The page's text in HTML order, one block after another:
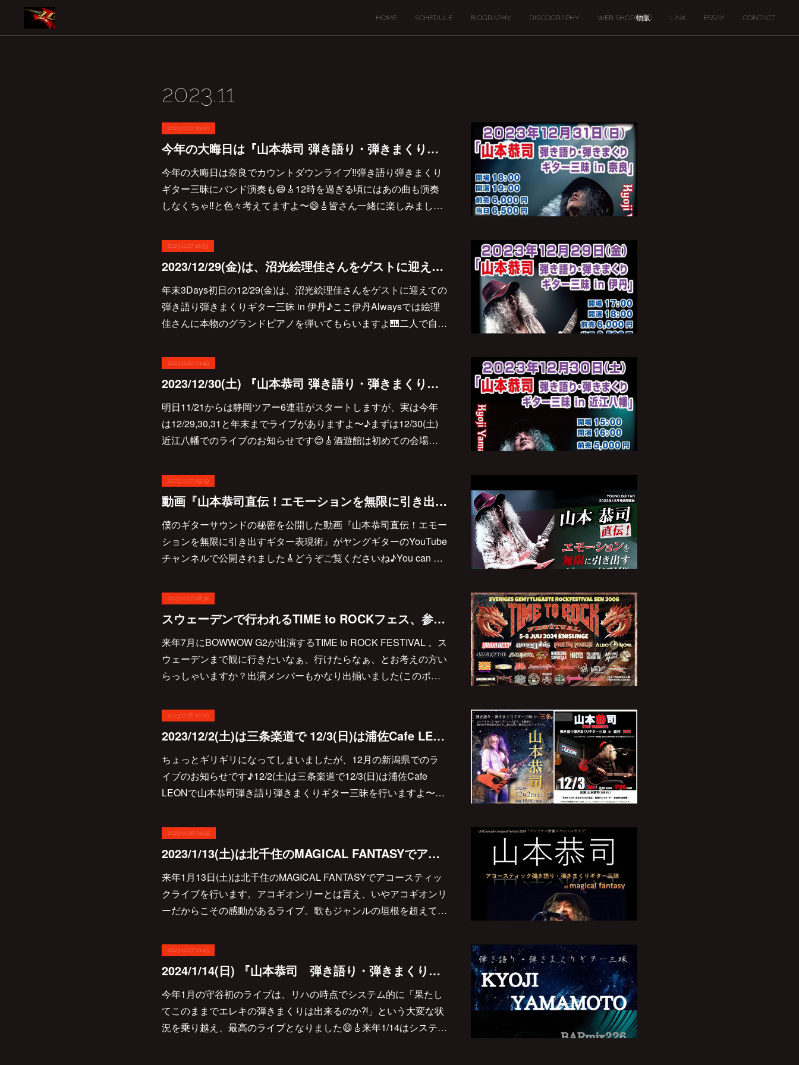
HOME SCHEDULE BIOGRAPHY DISCOGRAPHY WEB SHOP(物販) LINK ESSAY CONTACT
2023.11
2023.11.27 19:00
今年の大晦日は『山本恭司 弾き語り・弾きまくりギター三昧 in 奈良』
今年の大晦日は奈良でカウントダウンライブ‼︎弾き語り弾きまくり
ギター三昧にバンド演奏も😄🎸12時を過ぎる頃にはあの曲も演奏
しなくちゃ‼︎と色々考えてますよ〜😄🎸皆さん一緒に楽しみまし…
2023.11.27 18:53
2023/12/29(金)は、沼光絵理佳さんをゲストに迎えての弾き語り弾きまくりギター三昧 in 伊丹♪
年末3Days初日の12/29(金)は、沼光絵理佳さんをゲストに迎えての
弾き語り弾きまくりギター三昧 in 伊丹♪ここ伊丹Alwaysでは絵理
佳さんに本物のグランドピアノを弾いてもらいますよ🎹二人で自…
2023.11.20 01:49
2023/12/30(土) 『山本恭司 弾き語り・弾きまくりギター三昧 in 近江八幡』決定しました♪
明日11/21からは静岡ツアー6連荘がスタートしますが、実は今年
は12/29,30,31と年末までライブがありますよ〜♪まずは12/30(土)
近江八幡でのライブのお知らせです😊🎸酒遊館は初めての会場…
2023.11.17 09:19
動画『山本恭司直伝！エモーションを無限に引き出すギター表現術』が公開になりました🎸
僕のギターサウンドの秘密を公開した動画『山本恭司直伝！エモー
ションを無限に引き出すギター表現術』がヤングギターのYouTube
チャンネルで公開されました🎸どうぞご覧くださいね♪You can …
2023.11.17 08:34
スウェーデンで行われるTIME to ROCKフェス、参加される方はおられるかな〜？
来年7月にBOWWOW G2が出演するTIME to ROCK FESTIVAL 。ス
ウェーデンまで観に行きたいなぁ、行けたらなぁ、とお考えの方い
らっしゃいますか？出演メンバーもかなり出揃いました(このポ…
2023.11.16 17:00
2023/12/2(土)は三条楽道で 12/3(日)は浦佐Cafe LEONで山本恭司弾き語り弾きまくりギター三昧です🎸
ちょっとギリギリになってしまいましたが、12月の新潟県でのラ
イブのお知らせです♪12/2(土)は三条楽道で12/3(日)は浦佐Cafe
LEONで山本恭司弾き語り弾きまくりギター三昧を行いますよ〜…
2023.11.08 04:55
2023/1/13(土)は北千住のMAGICAL FANTASYでアコースティックライブを行います😊👍
来年1月13日(土)は北千住のMAGICAL FANTASYでアコースティッ
クライブを行います。アコギオンリーとは言え、いやアコギオンリ
ーだからこその感動があるライブ。歌もジャンルの垣根を超えて…
2023.11.07 01:43
2024/1/14(日) 『山本恭司 弾き語り・弾きまくりギター三昧 at BAR mix 226』決定しました♪
今年1月の守谷初のライブは、リハの時点でシステム的に「果たし
てこのままでエレキの弾きまくりは出来るのか⁈」という大変な状
況を乗り越え、最高のライブとなりました😄🎸来年1/14はシステ…